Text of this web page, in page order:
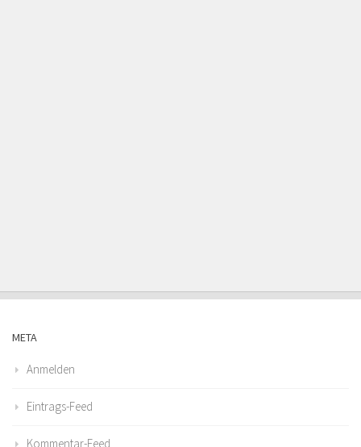
META
Anmelden
Eintrags-Feed
Kommentar-Feed